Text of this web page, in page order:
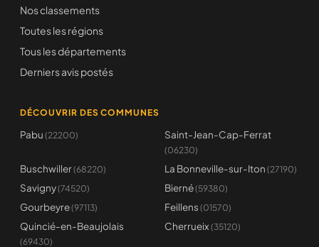
Nos classements
Toutes les régions
Tous les départements
Derniers avis postés
DÉCOUVRIR DES COMMUNES
Pabu (22200) Saint-Jean-Cap-Ferrat
(06230)
Buschwiller(68220) La Bonneville-sur-Iton (27190)
Savigny(74520) Bierné(59380)
Gourbeyre(97113) Feillens (01570)
Quincié-en-Beaujolais
(69430)
Cherrueix (35120)